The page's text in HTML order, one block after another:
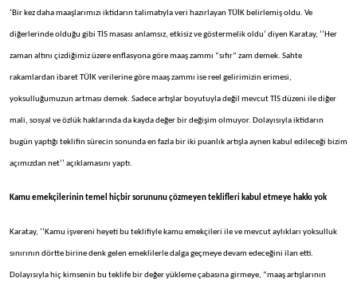
‘Bir kez daha maaşlarımızı iktidarın talimatıyla veri hazırlayan TÜİK belirlemiş oldu. Ve
diğerlerinde olduğu gibi TİS masası anlamsız, etkisiz ve göstermelik oldu’ diyen Karatay, ‘’Her
zaman altını çizdiğimiz üzere enflasyona göre maaş zammı “sıfır” zam demek. Sahte
rakamlardan ibaret TÜİK verilerine göre maaş zammı ise reel gelirimizin erimesi,
yoksulluğumuzun artması demek. Sadece artışlar boyutuyla değil mevcut TİS düzeni ile diğer
mali, sosyal ve özlük haklarında da kayda değer bir değişim olmuyor. Dolayısıyla iktidarın
bugün yaptığı teklifin sürecin sonunda en fazla bir iki puanlık artışla aynen kabul edileceği bizim
açımızdan net’’ açıklamasını yaptı.
Kamu emekçilerinin temel hiçbir sorununuçözmeyen teklifleri kabul etmeye hakkı yok
Karatay, ‘’Kamu işvereni heyeti bu teklifiyle kamu emekçileri ile ve mevcut aylıkları yoksulluk
sınırının dörtte birine denk gelen emeklilerle dalga geçmeye devam edeceğini ilan etti.
Dolayısıyla hiç kimsenin bu teklife bir değer yükleme çabasına girmeye, “maaş artışlarının